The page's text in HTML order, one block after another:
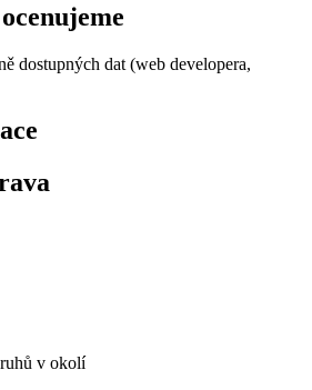
dostupných dat (web developera,
v okolí